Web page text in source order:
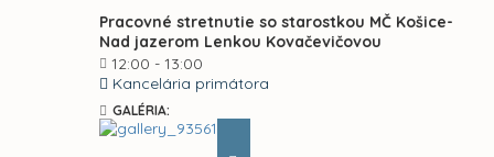
Pracovné stretnutie so starostkou MČ Košice-
Nad jazerom Lenkou Kovačevičovou
12:00 - 13:00
Kancelária primátora
GALÉRIA: